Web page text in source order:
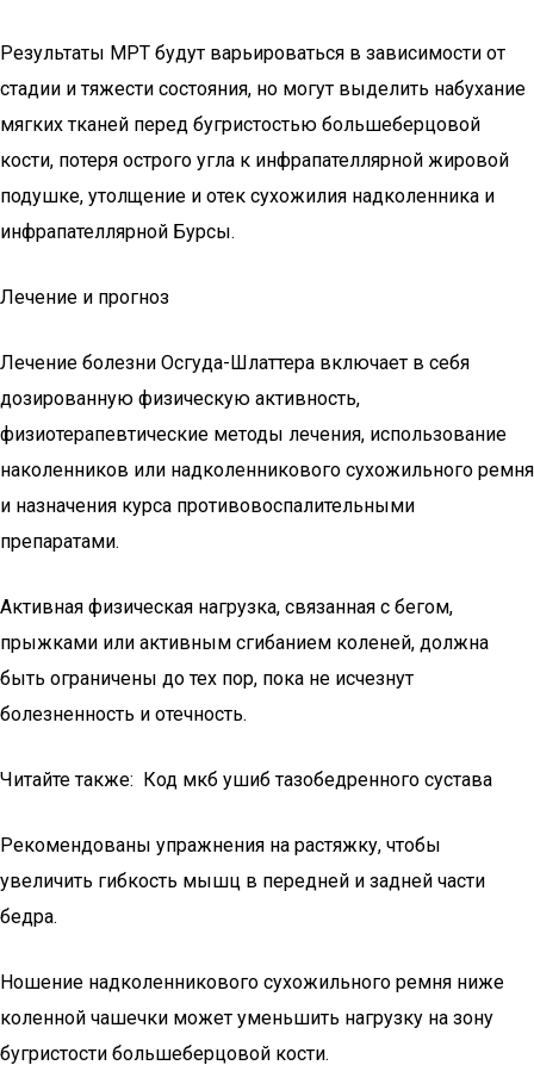
Результаты МРТ будут варьироваться в зависимости от
стадии и тяжести состояния, но могут выделить набухание
мягких тканей перед бугристостью большеберцовой
кости, потеря острого угла к инфрапателлярной жировой
подушке, утолщение и отек сухожилия надколенника и
инфрапателлярной Бурсы.
Лечение и прогноз
Лечение болезни Осгуда-Шлаттера включает в себя
дозированную физическую активность,
физиотерапевтические методы лечения, использование
наколенников или надколенникового сухожильного ремня
и назначения курса противовоспалительными
препаратами.
Активная физическая нагрузка, связанная с бегом,
прыжками или активным сгибанием коленей, должна
быть ограничены до тех пор, пока не исчезнут
болезненность и отечность.
Читайте также: Код мкб ушиб тазобедренного сустава
Рекомендованы упражнения на растяжку, чтобы
увеличить гибкость мышц в передней и задней части
бедра.
Ношение надколенникового сухожильного ремня ниже
коленной чашечки может уменьшить нагрузку на зону
бугристости большеберцовой кости.